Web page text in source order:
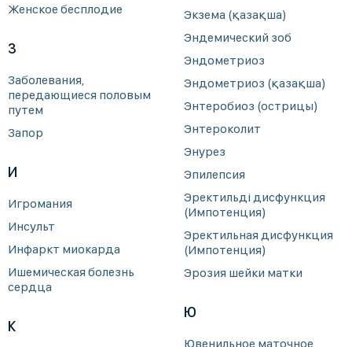
Женское бесплодие
З
Заболевания,
передающиеся половым
путем
Запор
И
Игромания
Инсульт
Инфаркт миокарда
Ишемическая болезнь
сердца
К
Экзема (қазақша)
Эндемический зоб
Эндометриоз
Эндометриоз (қазақша)
Энтеробиоз (острицы)
Энтероколит
Энурез
Эпилепсия
Эректильді дисфункция
(Импотенция)
Эректильная дисфункция
(Импотенция)
Эрозия шейки матки
Ю
Ювенильное маточное